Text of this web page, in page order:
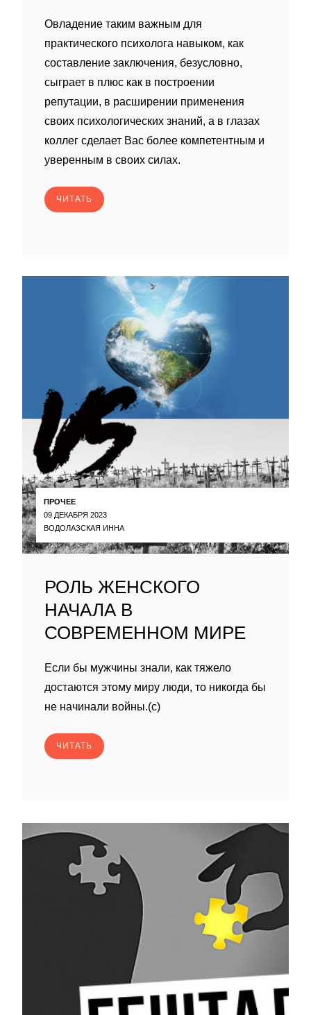
Овладение таким важным для
практического психолога навыком, как
составление заключения, безусловно,
сыграет в плюс как в построении
репутации, в расширении применения
своих психологических знаний, а в глазах
коллег сделает Вас более компетентным и
уверенным в своих силах.
ЧИТАТЬ
ПРОЧЕЕ
09 ДЕКАБРЯ 2023
ВОДОЛАЗСКАЯ ИННА
РОЛЬ ЖЕНСКОГО
НАЧАЛА В
СОВРЕМЕННОМ МИРЕ
Если бы мужчины знали, как тяжело
достаются этому миру люди, то никогда бы
не начинали войны.(с)
ЧИТАТЬ